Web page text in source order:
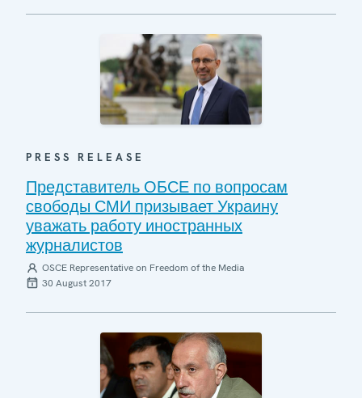
PRESS RELEASE
Представитель ОБСЕ по вопросам
свободы СМИ призывает Украину
уважать работу иностранных
журналистов
OSCE Representative on Freedom of the Media
30 August 2017